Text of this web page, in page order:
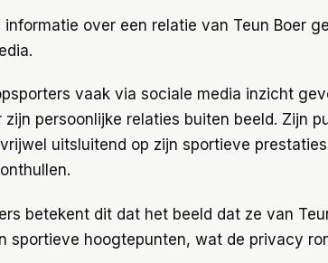
informatie over een relatie van Teun Boer
vaak via sociale media inzicht
zijn persoonlijke relaties buiten beeld. Zijn
uitsluitend op zijn sportieve
betekent dit dat het beeld dat ze van
sportieve hoogtepunten, wat de privacy